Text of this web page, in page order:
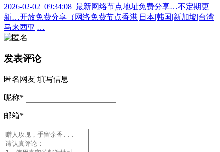
2026-02-02_09:34:08_最新网络节点地址免费分享…不定期更
新…开放免费分享（网络免费节点香港|日本|韩国|新加坡|台湾|
马来西亚|…
发表评论
匿名网友 填写信息
昵称*
邮箱*